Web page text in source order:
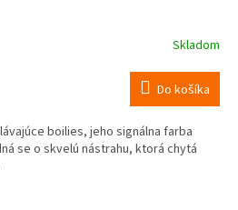
Skladom
Do košíka
boilies, jeho signálna farba
se o skvelú nástrahu, ktorá chytá